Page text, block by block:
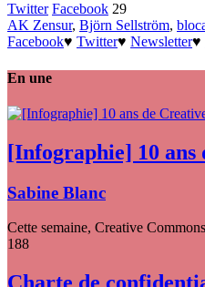
Twitter Facebook 29
AK Zensur, Björn Sellström,
Facebook♥ Twitter♥ Newsletter♥
En une
[Infographie] 10 ans
Sabine Blanc
Cette semaine, Creative
188